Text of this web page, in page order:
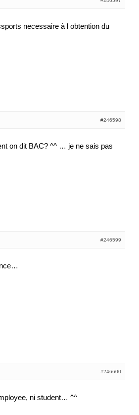
necessaire à l obtention du
#246598
on dit BAC? ^^ … je ne sais pas
#246599
#246600
ni student… ^^